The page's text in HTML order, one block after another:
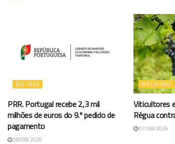
ÚLTIMAS
PRR. Portugal recebe 2,3 mil
milhões de euros do 9.º pedido de
pagamento
08/08/2026
NACIONAL
Viticultores
Régua
07/08/2026